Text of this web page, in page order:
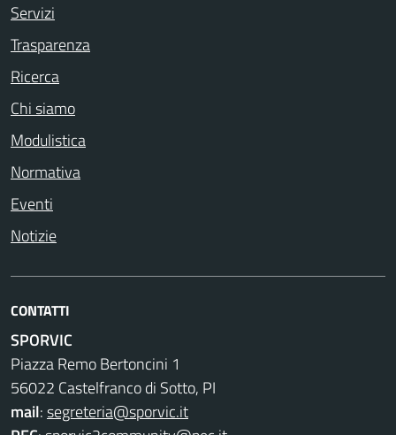
Servizi
Trasparenza
Ricerca
Chi siamo
Modulistica
Normativa
Eventi
Notizie
CONTATTI
SPORVIC
Piazza Remo Bertoncini 1
56022 Castelfranco di Sotto, PI
mail:segreteria@sporvic.it